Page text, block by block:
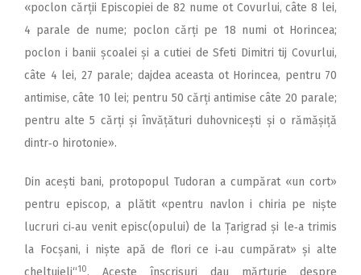
«poclon cărții Episcopiei de 82 nume ot Covurlui, câte 8 lei,
4 parale de nume; poclon cărți pe 18 numi ot Horincea;
poclon i banii școalei și a cutiei de Sfeti Dimitri tij Covurlui,
câte 4 lei, 27 parale; dajdea aceasta ot Horincea, pentru 70
antimise, câte 10 lei; pentru 50 cărți antimise câte 20 parale;
pentru alte 5 cărți și învățături duhovnicești și o rămășiță
dintr‑o hirotonie».
Din acești bani, protopopul Tudoran a cumpărat «un cort»
pentru episcop, a plătit «pentru navlon i chiria pe niște
lucruri ci‑au venit episc(opului) de la Țarigrad și le‑a trimis
la Focșani, i niște apă de flori ce i‑au cumpărat» și alte
10